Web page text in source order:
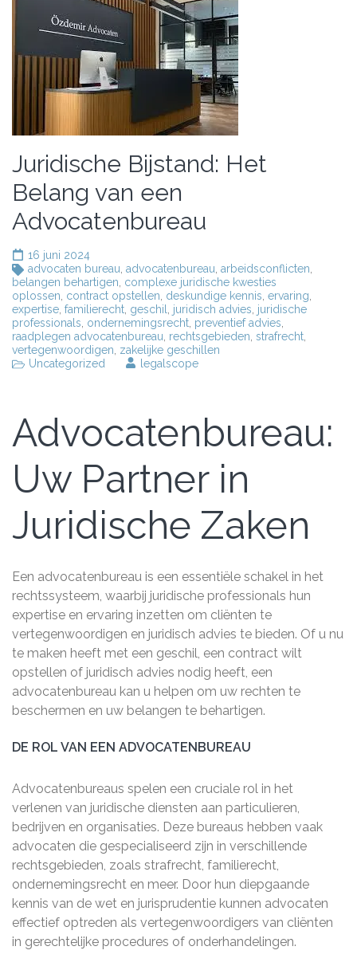
Juridische Bijstand: Het
Belang van een
Advocatenbureau
16 juni 2024
advocaten bureau advocatenbureau arbeidsconflicten
belangen behartigen complexe juridische kwesties
oplossen contract opstellen deskundige kennis ervaring
expertise familierecht geschil juridisch advies juridische
professionals ondernemingsrecht preventief advies
raadplegen advocatenbureau rechtsgebieden strafrecht
vertegenwoordigen zakelijke geschillen
Uncategorized
legalscope
Advocatenbureau:
Uw Partner in
Juridische Zaken
Een advocatenbureau is een essentiële schakel in het
rechtssysteem, waarbij juridische professionals hun
expertise en ervaring inzetten om cliënten te
vertegenwoordigen en juridisch advies te bieden. Of u nu
te maken heeft met een geschil, een contract wilt
opstellen of juridisch advies nodig heeft, een
advocatenbureau kan u helpen om uw rechten te
beschermen en uw belangen te behartigen.
DE ROL VAN EEN ADVOCATENBUREAU
Advocatenbureaus spelen een cruciale rol in het
verlenen van juridische diensten aan particulieren,
bedrijven en organisaties. Deze bureaus hebben vaak
advocaten die gespecialiseerd zijn in verschillende
rechtsgebieden, zoals strafrecht, familierecht,
ondernemingsrecht en meer. Door hun diepgaande
kennis van de wet en jurisprudentie kunnen advocaten
effectief optreden als vertegenwoordigers van cliënten
in gerechtelijke procedures of onderhandelingen.